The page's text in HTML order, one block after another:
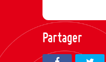
Partager